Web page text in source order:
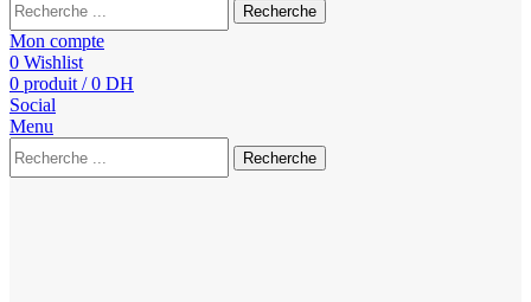
Recherche
Mon compte
0 Wishlist
0 produit / 0 DH
Social
Menu
Recherche